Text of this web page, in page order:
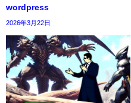
wordpress
2026年3月22日